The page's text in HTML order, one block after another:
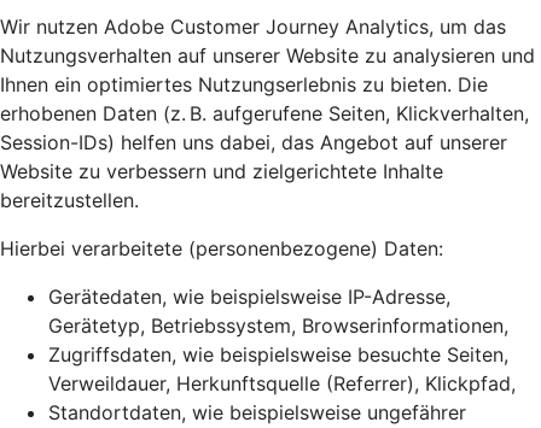
Wir nutzen Adobe Customer Journey Analytics, um das
Nutzungsverhalten auf unserer Website zu analysieren und
Ihnen ein optimiertes Nutzungserlebnis zu bieten. Die
erhobenen Daten (z. B. aufgerufene Seiten, Klickverhalten,
Session-IDs) helfen uns dabei, das Angebot auf unserer
Website zu verbessern und zielgerichtete Inhalte
bereitzustellen.
Hierbei verarbeitete (personenbezogene) Daten:
Gerätedaten, wie beispielsweise IP-Adresse,
Gerätetyp, Betriebssystem, Browserinformationen,
Zugriffsdaten, wie beispielsweise besuchte Seiten,
Verweildauer, Herkunftsquelle (Referrer), Klickpfad,
Standortdaten, wie beispielsweise ungefährer